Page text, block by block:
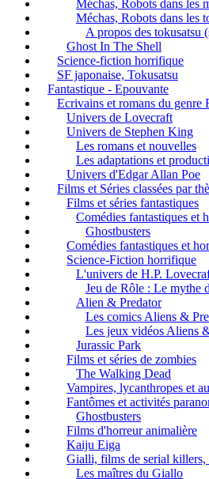
Méchas, Robots dans les
Méchas, Robots dans les
A propos des tokusatsu
Ghost In The Shell
Science-fiction horrifique
SF japonaise, Tokusatsu
Fantastique - Epouvante
Ecrivains et romans du genre
Univers de Lovecraft
Univers de Stephen King
Les romans et nouvelles
Les adaptations et
Univers d'Edgar Allan Poe
Films et Séries classées par
Films et séries fantastiques
Comédies fantastiques et
Ghostbusters
Comédies fantastiques et
Science-Fiction horrifique
L'univers de H.P.
Jeu de Rôle : Le mythe
Alien & Predator
Les comics Aliens &
Les jeux vidéos Aliens
Jurassic Park
Films et séries de zombies
The Walking Dead
Vampires, lycanthropes et
Fantômes et activités
Ghostbusters
Films d'horreur animalière
Kaiju Eiga
Gialli, films de serial killers,
Les maîtres du Giallo